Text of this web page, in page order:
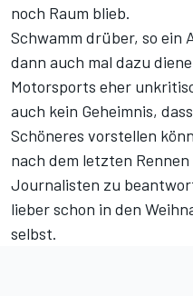
noch Raum blieb.
Schwamm drüber, so ein
dann auch mal dazu
Motorsports eher
auch kein Geheimnis,
Schöneres vorstellen
nach dem letzten
Journalisten zu
lieber schon in den
selbst.